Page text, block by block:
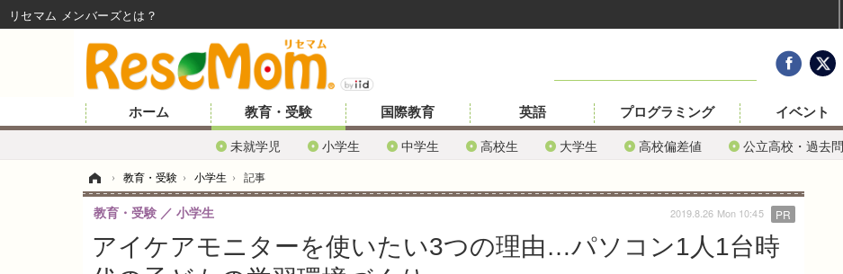
ホーム 教育・受験
未就学児 小学生 中学生 高校生 大学生 高校偏差値 公立高校・過去問
国際教育 英語 プログラミング イベント
› 教育・受験 › 小学生 › 記事
アイケアモニターを使いたい3つの理由…パソコン1人1台時
教育・受験 小学生 2019.8.26 Mon 10:45 PR
リセマム メンバーズ